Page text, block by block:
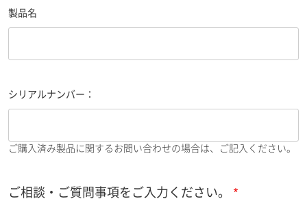
製品名
シリアルナンバー：
ご購入済み製品に関するお問い合わせの場合は、ご記入ください。
ご相談・ご質問事項をご入力ください。